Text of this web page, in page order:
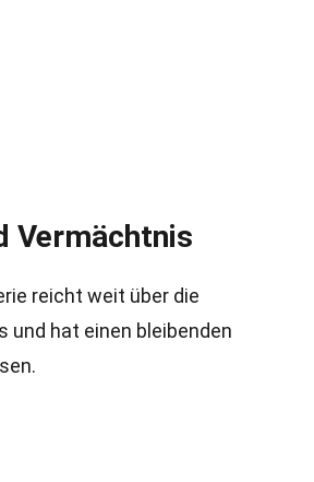
Vermächtnis
reicht weit über die
und hat einen bleibenden